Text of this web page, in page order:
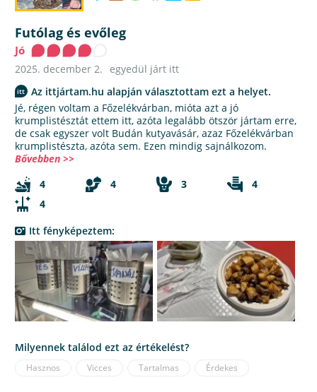
Futólag és evőleg
Jó
2025. december 2.
egyedül járt itt
Az ittjártam.hu alapján választottam ezt a helyet.
Jé, régen voltam a Főzelékvárban, mióta azt a jó
krumplistésztát ettem itt, azóta legalább ötször jártam erre,
de csak egyszer volt Budán kutyavásár, azaz Főzelékvárban
krumplistészta, azóta sem. Ezen mindig sajnálkozom.
Bővebben >>
4
4 3
4
4
Itt fényképeztem:
Milyennek találod ezt az értékelést?
Hasznos Vicces Tartalmas Érdekes